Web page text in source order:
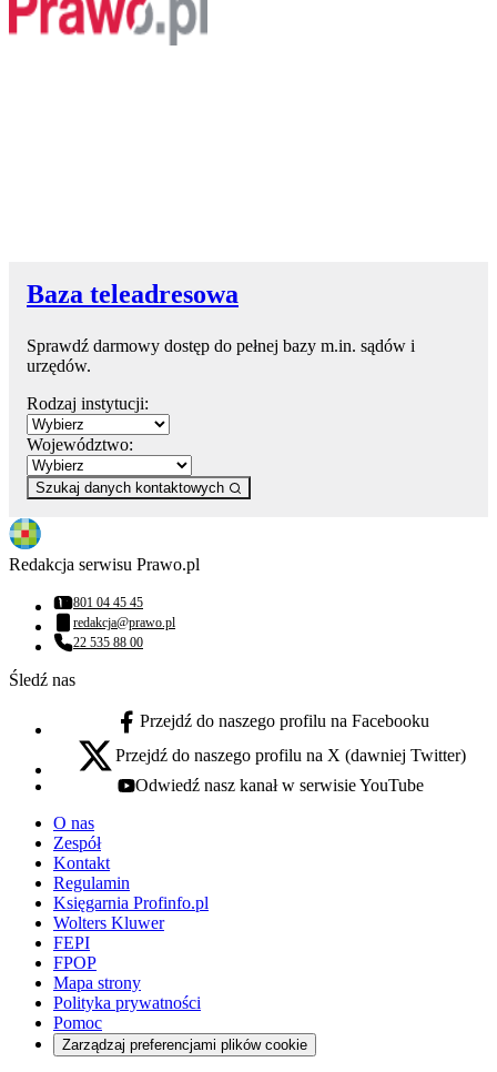
Baza teleadresowa
Sprawdź darmowy dostęp do pełnej bazy m.in. sądów i
urzędów.
Rodzaj instytucji:
Województwo:
Szukaj danych kontaktowych
Redakcja serwisu Prawo.pl
Numer telefonu:
801 04 45 45
Adres email:
redakcja@prawo.pl
Numer telefonu:
22 535 88 00
Śledź nas
facebook - otwiera się w nowej karcie
Przejdź do naszego profilu na Facebooku
x - otwiera się w nowej karcie
Przejdź do naszego profilu na X (dawniej Twitter)
youtube - otwiera się w nowej karcie
Odwiedź nasz kanał w serwisie YouTube
O nas
Zespół
Kontakt
Regulamin
Księgarnia Profinfo.pl
Wolters Kluwer
FEPI
FPOP
Mapa strony
Polityka prywatności
Pomoc
Zarządzaj preferencjami plików cookie